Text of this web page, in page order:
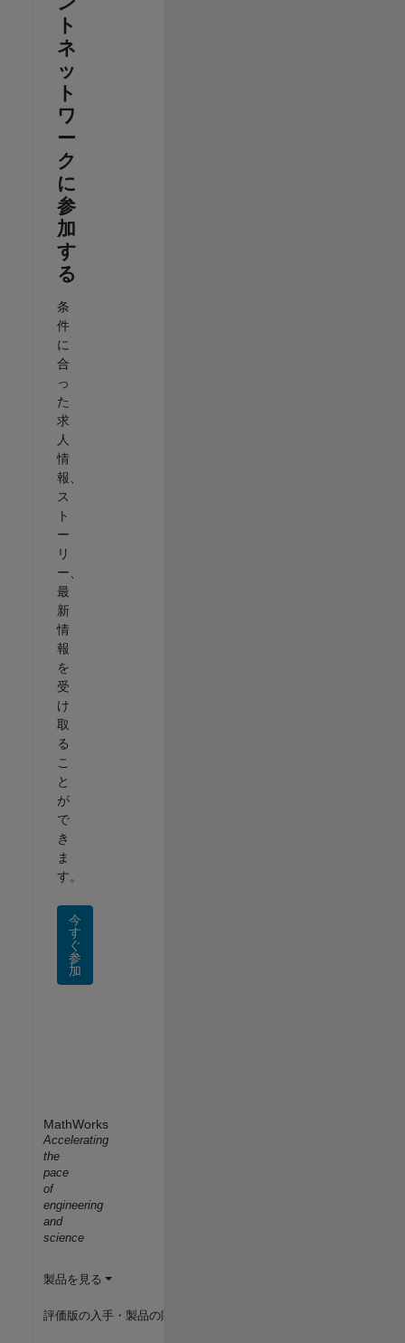
ト
ネ
ッ
ト
ワ
ー
ク
に
参
加
す
る
条
件
に
合
っ
た
求
人
情
報、
ス
ト
ー
リ
ー、
最
新
情
報
を
受
け
取
る
こ
と
が
で
き
ま
す。
今
す
ぐ
参
加
MathWorks
Accelerating
the
pace
of
engineering
and
science
製品を見る
評価版の入手・製品の購入